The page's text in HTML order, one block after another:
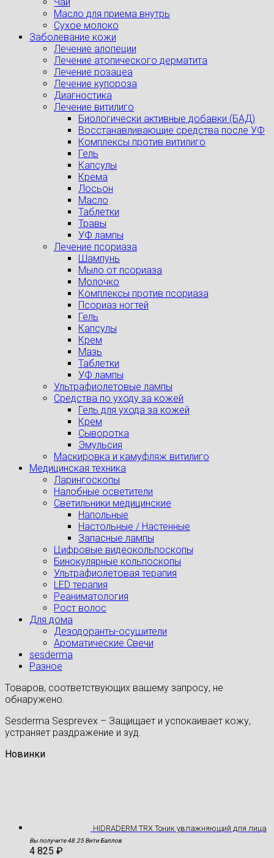
Чай
Масло для приема внутрь
Сухое молоко
Заболевание кожи
Лечение алопеции
Лечение атопического дерматита
Лечение розацеа
Лечение купороза
Диагностика
Лечение витилиго
Биологически активные добавки (БАД)
Восстанавливающие средства после УФ
Комплексы против витилиго
Гель
Капсулы
Крема
Лосьон
Масло
Таблетки
Травы
УФ лампы
Лечение псориаза
Шампунь
Мыло от псориаза
Молочко
Комплексы против псориаза
Псориаз ногтей
Гель
Капсулы
Крем
Мазь
Таблетки
УФ лампы
Ультрафиолетовые лампы
Средства по уходу за кожей
Гель для ухода за кожей
Крем
Сыворотка
Эмульсия
Маскировка и камуфляж витилиго
Медицинская техника
Ларингоскопы
Налобные осветители
Светильники медицинские
Напольные
Настольные / Настенные
Запасные лампы
Цифровые видеокольпоскопы
Бинокулярные кольпоскопы
Ультрафиолетовая терапия
LED терапия
Реаниматология
Рост волос
Для дома
Дезодоранты-осушители
Ароматические Свечи
sesderma
Разное
Товаров, соответствующих вашему запросу, не
обнаружено.
Sesderma Sesprevex – Защищает и успокаивает кожу,
устраняет раздражение и зуд.
Новинки
HIDRADERM TRX Тоник увлажняющий для лица
Вы получите 48.25 Вити Баллов
4 825 ₽